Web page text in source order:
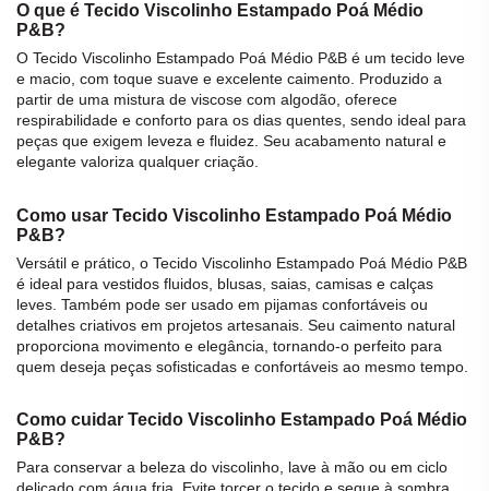
O que é Tecido Viscolinho Estampado Poá Médio
P&B?
O Tecido Viscolinho Estampado Poá Médio P&B é um tecido leve
e macio, com toque suave e excelente caimento. Produzido a
partir de uma mistura de viscose com algodão, oferece
respirabilidade e conforto para os dias quentes, sendo ideal para
peças que exigem leveza e fluidez. Seu acabamento natural e
elegante valoriza qualquer criação.
Como usar Tecido Viscolinho Estampado Poá Médio
P&B?
Versátil e prático, o Tecido Viscolinho Estampado Poá Médio P&B
é ideal para vestidos fluidos, blusas, saias, camisas e calças
leves. Também pode ser usado em pijamas confortáveis ou
detalhes criativos em projetos artesanais. Seu caimento natural
proporciona movimento e elegância, tornando-o perfeito para
quem deseja peças sofisticadas e confortáveis ao mesmo tempo.
Como cuidar Tecido Viscolinho Estampado Poá Médio
P&B?
Para conservar a beleza do viscolinho , lave à mão ou em ciclo
delicado com água fria. Evite torcer o tecido e seque à sombra